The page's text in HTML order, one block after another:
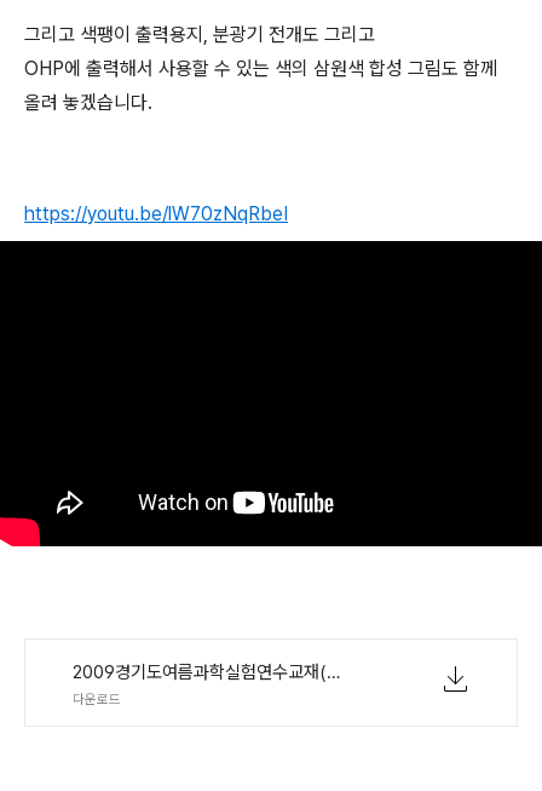
그리고 색팽이 출력용지, 분광기 전개도 그리고
OHP에 출력해서 사용할 수 있는 색의 삼원색 합성 그림도 함께
올려 놓겠습니다.
https://youtu.be/lW70zNqRbeI
2009경기도여름과학실험연수교재(김정식)해설서.hwp
다운로드